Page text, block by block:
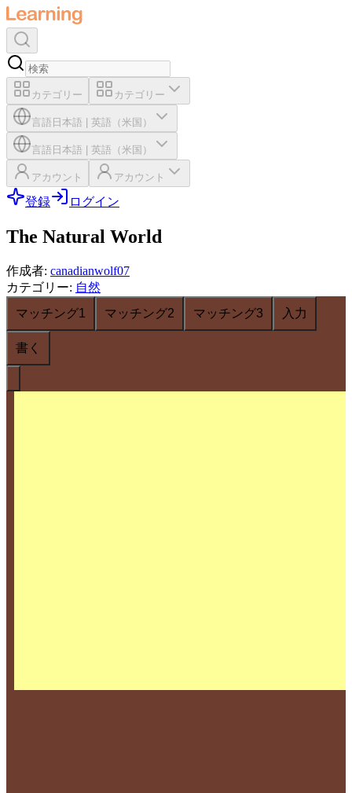
カテゴリー カテゴリー
言語 日本語 英語（米国）
言語 日本語 英語（米国）
アカウント アカウント
登録 ログイン
The Natural World
作成者: canadianwolf07
カテゴリー: 自然
マッチング1
マッチング2 マッチング3 入力
書く